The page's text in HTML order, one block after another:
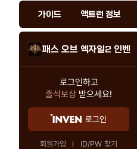
가이드 액트런 정보
패스 오브 엑자일2 인벤
로그인하고
출석보상 받으세요!
로그인
회원가입 ID/PW 찾기